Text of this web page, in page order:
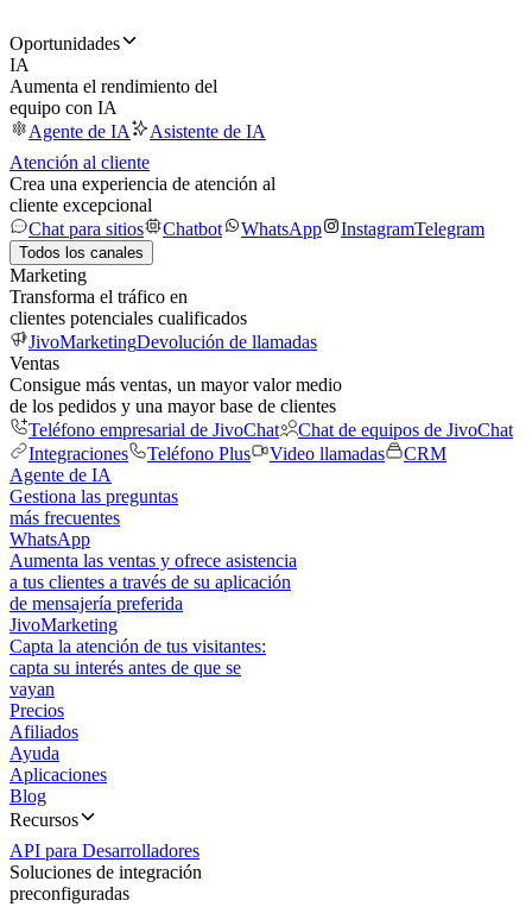
Oportunidades
IA
Aumenta el rendimiento del
equipo con IA
Agente de IA
Asistente de IA
Atención al cliente
Crea una experiencia de atención al
cliente excepcional
Chat para sitios
Chatbot WhatsApp InstagramTelegram
Todos los canales
Marketing
Transforma el tráfico en
clientes potenciales cualificados
JivoMarketingDevolución de llamadas
Ventas
Consigue más ventas, un mayor valor medio
de los pedidos y una mayor base de clientes
Teléfono empresarial de JivoChat
Chat de equipos de JivoChat
Integraciones
Teléfono Plus Video llamadas
CRM
Agente de IA
Gestiona las preguntas
más frecuentes
WhatsApp
Aumenta las ventas y ofrece asistencia
a tus clientes a través de su aplicación
de mensajería preferida
JivoMarketing
Capta la atención de tus visitantes:
capta su interés antes de que se
vayan
Precios
Afiliados
Ayuda
Aplicaciones
Blog
Recursos
API para Desarrolladores
Soluciones de integración
preconfiguradas